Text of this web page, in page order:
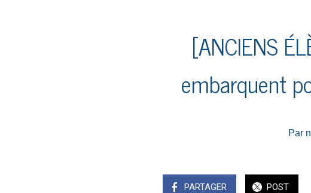
[ANCIENS
embarquent
Par
PARTAGER POST